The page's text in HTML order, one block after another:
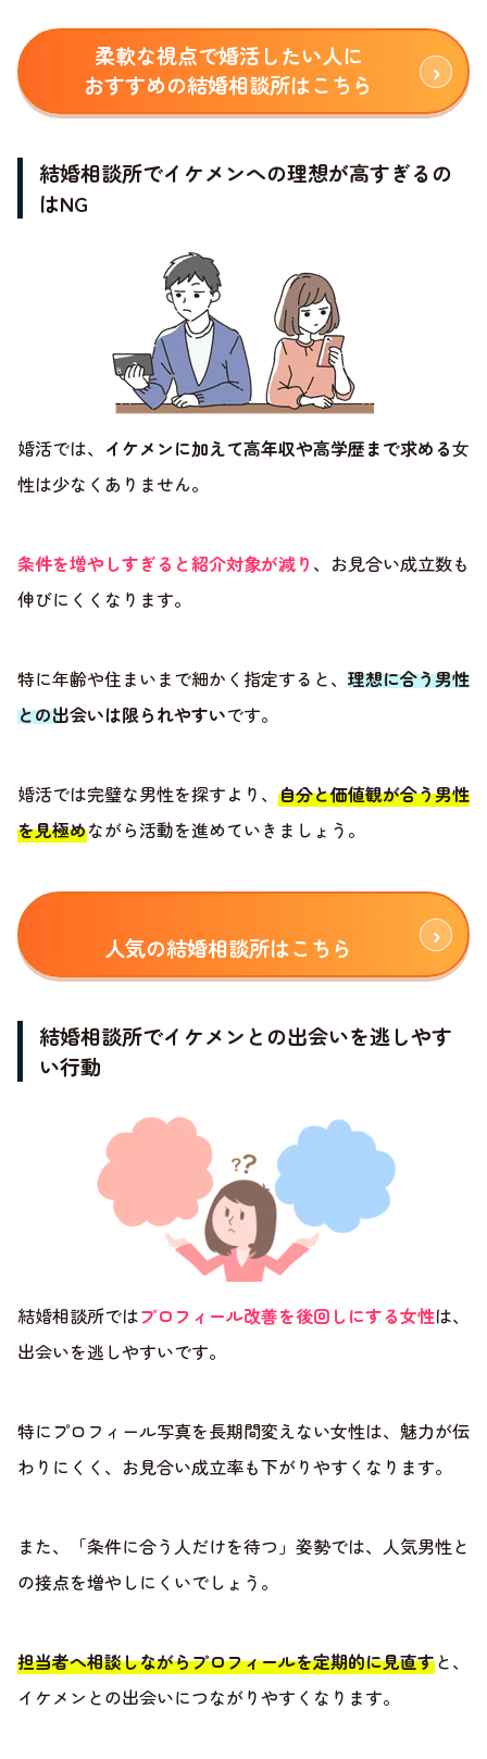
柔軟な視点で婚活したい人に
おすすめの結婚相談所はこちら
結婚相談所でイケメンへの理想が高すぎるの
はNG
婚活では、 イケメンに加えて高年収や高学歴まで求める女
性は少なくありません。
条件を増やしすぎると紹介対象が減り 、お見合い成立数も
伸びにくくなります。
特に年齢や住まいまで細かく指定すると、 理想に合う男性
との出会いは限られやすいです。
婚活では完璧な男性を探すより、 自分と価値観が合う男性
を見極めながら活動を進めていきましょう。
人気の結婚相談所はこちら
結婚相談所でイケメンとの出会いを逃しやす
い行動
結婚相談所ではプロフィール改善を後回しにする女性は、
出会いを逃しやすいです。
特にプロフィール写真を長期間変えない女性は、魅力が伝
わりにくく、お見合い成立率も下がりやすくなります。
また、「条件に合う人だけを待つ」姿勢では、人気男性と
の接点を増やしにくいでしょう。
担当者へ相談しながらプロフィールを定期的に見直すと、
イケメンとの出会いにつながりやすくなります。